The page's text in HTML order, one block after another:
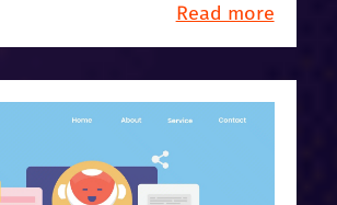
Read more